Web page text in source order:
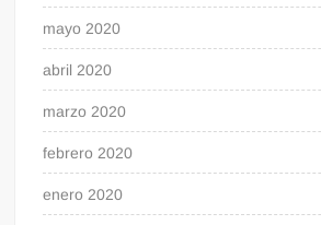
mayo 2020
abril 2020
marzo 2020
febrero 2020
enero 2020